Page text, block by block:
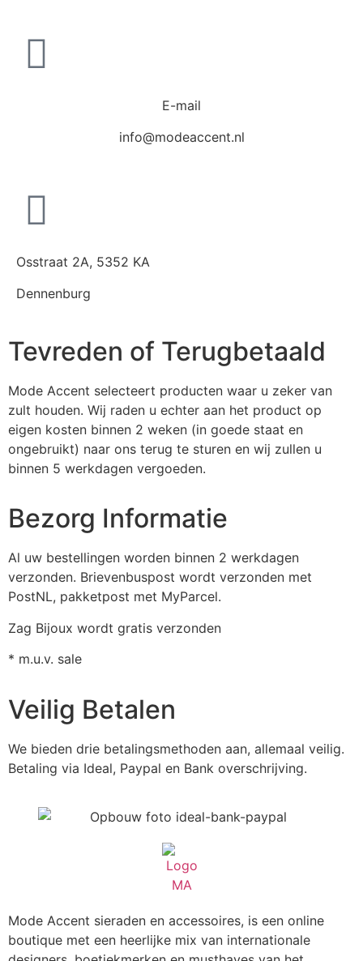
E-mail
info@modeaccent.nl
Osstraat 2A, 5352 KA
Dennenburg
Tevreden of Terugbetaald
Mode Accent selecteert producten waar u zeker van
zult houden. Wij raden u echter aan het product op
eigen kosten binnen 2 weken (in goede staat en
ongebruikt) naar ons terug te sturen en wij zullen u
binnen 5 werkdagen vergoeden.
Bezorg Informatie
Al uw bestellingen worden binnen 2 werkdagen
verzonden. Brievenbuspost wordt verzonden met
PostNL, pakketpost met MyParcel.
Zag Bijoux wordt gratis verzonden
* m.u.v. sale
Veilig Betalen
We bieden drie betalingsmethoden aan, allemaal veilig.
Betaling via Ideal, Paypal en Bank overschrijving.
Mode Accent sieraden en accessoires, is een online
boutique met een heerlijke mix van internationale